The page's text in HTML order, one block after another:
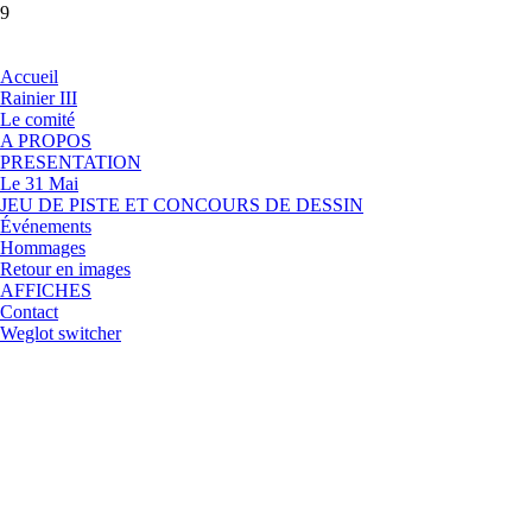
9
Accueil
Rainier III
Le comité
A PROPOS
PRESENTATION
Le 31 Mai
JEU DE PISTE ET CONCOURS DE DESSIN
Événements
Hommages
Retour en images
AFFICHES
Contact
Weglot switcher